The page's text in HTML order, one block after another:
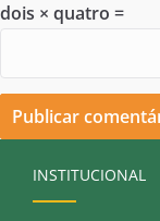
dois × quatro =
INSTITUCIONAL